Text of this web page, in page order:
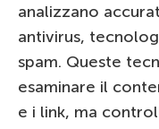
analizzano
antivirus,
spam. Queste
esaminare il
e i link, ma